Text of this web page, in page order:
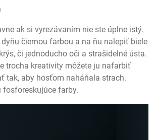
ak si vyrezávaním nie ste úplne istý.
čiernou farbou a na ňu nalepiť biele
či jednoducho oči a strašidelné ústa.
trocha kreativity môžete ju nafarbiť
tak, aby hosťom naháňala strach.
fosforeskujúce farby.